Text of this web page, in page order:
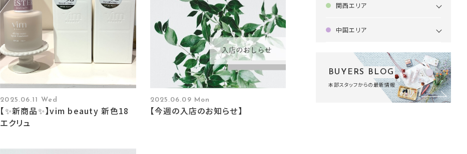
2025.06.11 Wed
【✨新商品✨】vim beauty 新色18
エクリュ
2025.06.09 Mon
【今週の入店のお知らせ】
関西エリア
中国エリア
BUYERS BLOG
本部スタッフからの最新情報